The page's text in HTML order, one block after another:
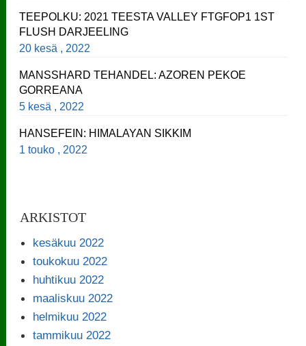
TEEPOLKU: 2021 TEESTA VALLEY FTGFOP1 1ST
FLUSH DARJEELING
20 kesä , 2022
MANSSHARD TEHANDEL: AZOREN PEKOE
GORREANA
5 kesä , 2022
HANSEFEIN: HIMALAYAN SIKKIM
1 touko , 2022
ARKISTOT
kesäkuu 2022
toukokuu 2022
huhtikuu 2022
maaliskuu 2022
helmikuu 2022
tammikuu 2022